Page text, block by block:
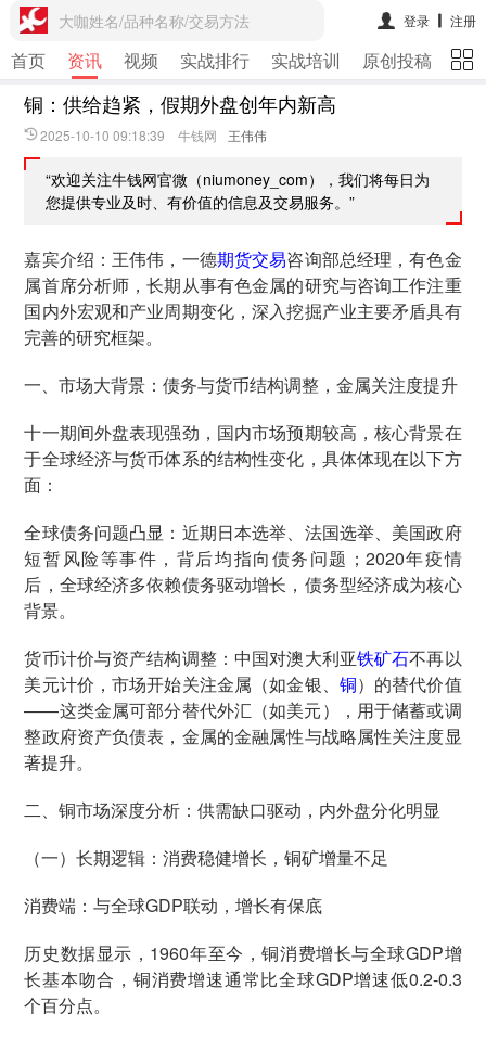
大咖姓名/品种名称/交易方法 登录 注册
首页 资讯 视频 实战排行 实战培训 原创投稿 期
铜：供给趋紧，假期外盘创年内新高
2025-10-10 09:18:39 牛钱网 王伟伟
“欢迎关注牛钱网官微（niumoney_com），我们将每日为
您提供专业及时、有价值的信息及交易服务。”
嘉宾介绍：王伟伟，一德期货交易咨询部总经理，有色金
属首席分析师，长期从事有色金属的研究与咨询工作注重
国内外宏观和产业周期变化，深入挖掘产业主要矛盾具有
完善的研究框架。
一、市场大背景：债务与货币结构调整，金属关注度提升
十一期间外盘表现强劲，国内市场预期较高，核心背景在
于全球经济与货币体系的结构性变化，具体体现在以下方
面：
全球债务问题凸显：近期日本选举、法国选举、美国政府
短暂风险等事件，背后均指向债务问题；2020年疫情
后，全球经济多依赖债务驱动增长，债务型经济成为核心
背景。
货币计价与资产结构调整：中国对澳大利亚铁矿石不再以
美元计价，市场开始关注金属（如金银、 铜）的替代价值
——这类金属可部分替代外汇（如美元），用于储蓄或调
整政府资产负债表，金属的金融属性与战略属性关注度显
著提升。
二、铜市场深度分析：供需缺口驱动，内外盘分化明显
（一）长期逻辑：消费稳健增长，铜矿增量不足
消费端：与全球GDP联动，增长有保底
历史数据显示，1960年至今，铜消费增长与全球GDP增
长基本吻合，铜消费增速通常比全球GDP增速低0.2-0.3
个百分点。